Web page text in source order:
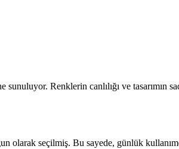
sunuluyor. Renklerin canlılığı ve
olarak seçilmiş. Bu sayede, günlük